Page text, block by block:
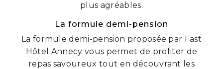
plus agréables.
La formule demi-pension
La formule demi-pension proposée par Fast
Hôtel Annecy vous permet de profiter de
repas savoureux tout en découvrant les